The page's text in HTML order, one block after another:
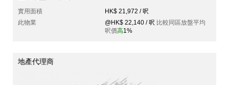
實用面積
HK$ 21,972 / 呎
此物業
@HK$ 22,140 / 呎 比較同區放盤平均
呎價高1%
地產代理商